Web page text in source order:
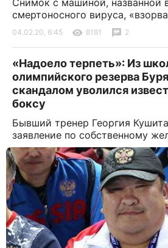
Снимок с машиной, названной
смертоносного вируса,
04.02.20, 6:45 8181 2
«Надоело терпеть»: Из
олимпийского резерва
скандалом уволился
боксу
Бывший тренер Георгия
заявление по собственному